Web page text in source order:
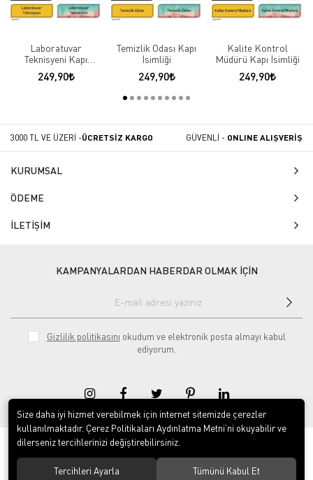
Laboratuvar
Teknisyeni Kapı
İsimliği
249,90
Temizlik Odası Kapı
İsimliği
249,90
Kalite Kontrol
Müdürü Kapı İsimliği
249,90
3000 TL VE ÜZERİ -ÜCRETSİZ KARGO GÜVENLİ - ONLINE ALIŞVERİŞ
KURUMSAL
ÖDEME
İLETİŞİM
KAMPANYALARDAN HABERDAR OLMAK İÇİN
Gizlilik politikasını okudum ve elektronik posta almayı kabul
ediyorum.
© 2020Isg Tabelam. Tüm hakları saklıdır.
Size daha iyi hizmet verebilmek için internet sitemizde çerezler
kullanılmaktadır. Çerez Politikaları Aydınlatma Metni’ni okuyabilir ve
dilerseniz tercihlerinizi değiştirebilirsiniz.
Tercihleri Ayarla Tümünü Kabul Et